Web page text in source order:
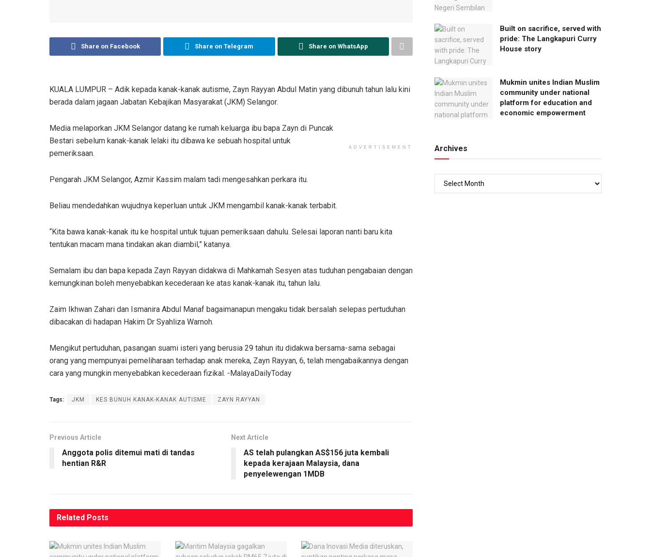
Share on Facebook Share on Telegram Share on WhatsApp
KUALA LUMPUR – Adik kepada kanak-kanak autisme, Zayn Rayyan Abdul Matin yang dibunuh tahun lalu kini
berada dalam jagaan Jabatan Kebajikan Masyarakat (JKM) Selangor.
ADVERTISEMENT
Media melaporkan JKM Selangor datang ke rumah keluarga ibu bapa Zayn di Puncak
Bestari sebelum kanak-kanak lelaki itu dibawa ke sebuah hospital untuk
pemeriksaan.
Pengarah JKM Selangor, Azmir Kassim malam tadi mengesahkan perkara itu.
Beliau mendedahkan wujudnya keperluan untuk JKM mengambil kanak-kanak terbabit.
“Kita bawa kanak-kanak itu ke hospital untuk tujuan pemeriksaan dahulu. Selesai laporan nanti baru kita
tentukan macam mana tindakan akan diambil,” katanya.
Semalam ibu dan bapa kepada Zayn Rayyan didakwa di Mahkamah Sesyen atas tuduhan pengabaian dengan
kemungkinan boleh menyebabkan kecederaan ke atas kanak-kanak itu, tahun lalu.
Zaim Ikhwan Zahari dan Ismanira Abdul Manaf bagaimanapun mengaku tidak bersalah selepas pertuduhan
dibacakan di hadapan Hakim Dr Syahliza Warnoh.
Mengikut pertuduhan, pasangan suami isteri yang berusia 29 tahun itu didakwa bersama-sama sebagai
orang yang mempunyai pemeliharaan terhadap anak mereka, Zayn Rayyan, 6, telah mengabaikannya dengan
cara yang mungkin menyebabkan kecederaan fizikal. -MalayaDailyToday
Tags: JKM KES BUNUH KANAK-KANAK AUTISME ZAYN RAYYAN
Previous Article
Anggota polis ditemui mati di tandas
hentian R&R
Next Article
AS telah pulangkan AS$156 juta kembali
kepada kerajaan Malaysia, dana
penyelewengan 1MDB
Related Posts
Built on sacrifice, served with
pride: The Langkapuri Curry
House story
Mukmin unites Indian Muslim
community under national
platform for education and
economic empowerment
Archives